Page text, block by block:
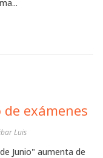
exámenes
Luis
Junio" aumenta de